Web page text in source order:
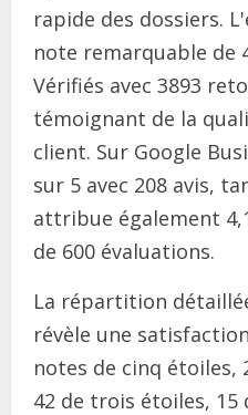
rapide des dossiers.
note remarquable de
Vérifiés avec 3893
témoignant de la
client. Sur Google
sur 5 avec 208 avis,
attribue également
de 600 évaluations.
La répartition
révèle une
notes de cinq étoiles,
42 de trois étoiles, 15